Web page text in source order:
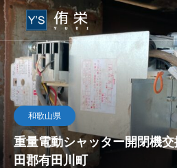
和歌山県
重量電動シャッター開閉機
田郡有田川町